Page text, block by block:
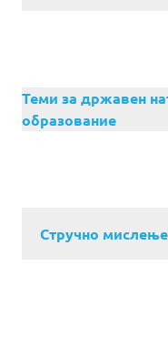
Теми за државен
образование
Стручно